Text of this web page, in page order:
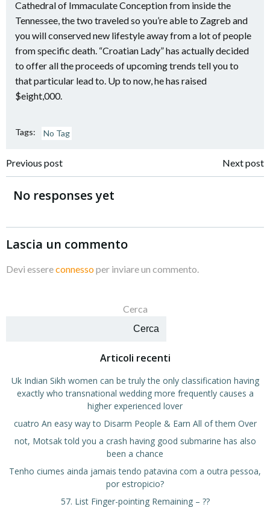
Cathedral of Immaculate Conception from inside the
Tennessee, the two traveled so you’re able to Zagreb and
you will conserved new lifestyle away from a lot of people
from specific death. “Croatian Lady” has actually decided
to offer all the proceeds of upcoming trends tell you to
that particular lead to. Up to now, he has raised
$eight,000.
Tags: No Tag
Navigazione
articoli
Previous post
Navigazione
Next post
No responses yet
Lascia un commento
Devi essereconnessoper inviare un commento.
Cerca
Cerca
Articoli recenti
Uk Indian Sikh women can be truly the only classification having
exactly who transnational wedding more frequently causes a
higher experienced lover
cuatro An easy way to Disarm People & Earn All of them Over
not, Motsak told you a crash having good submarine has also
been a chance
Tenho ciumes ainda jamais tendo patavina com a outra pessoa,
por estropicio?
57. List Finger-pointing Remaining – ??